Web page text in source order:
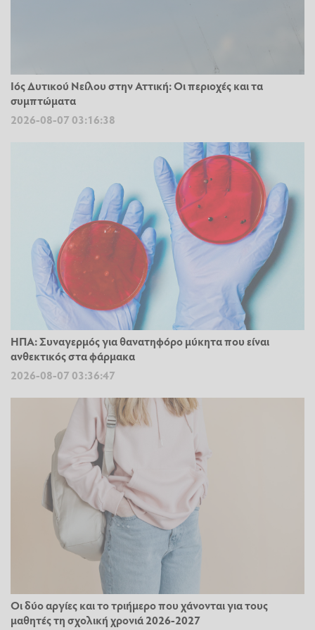
Ιός Δυτικού Νείλου στην Αττική: Οι περιοχές και τα
συμπτώματα
2026-08-07 03:16:38
ΗΠΑ: Συναγερμός για θανατηφόρο μύκητα που είναι
ανθεκτικός στα φάρμακα
2026-08-07 03:36:47
Οι δύο αργίες και το τριήμερο που χάνονται για τους
μαθητές τη σχολική χρονιά 2026-2027